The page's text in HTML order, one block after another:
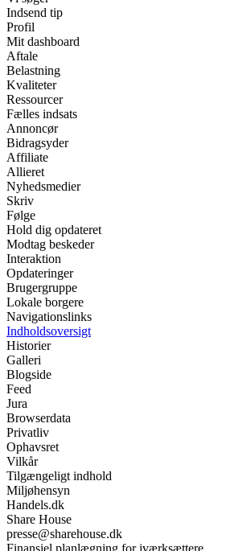
Indsend tip
Profil
Mit dashboard
Aftale
Belastning
Kvaliteter
Ressourcer
Fælles indsats
Annoncør
Bidragsyder
Affiliate
Allieret
Nyhedsmedier
Skriv
Følge
Hold dig opdateret
Modtag beskeder
Interaktion
Opdateringer
Brugergruppe
Lokale borgere
Navigationslinks
Indholdsoversigt
Historier
Galleri
Blogside
Feed
Jura
Browserdata
Privatliv
Ophavsret
Vilkår
Tilgængeligt indhold
Miljøhensyn
Handels.dk
Share House
presse@sharehouse.dk
Finansiel planlægning for iværksættere